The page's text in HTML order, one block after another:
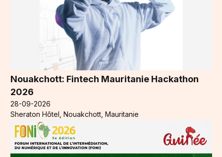
Nouakchott: Fintech Mauritanie Hackathon
2026
28-09-2026
Sheraton Hôtel, Nouakchott, Mauritanie